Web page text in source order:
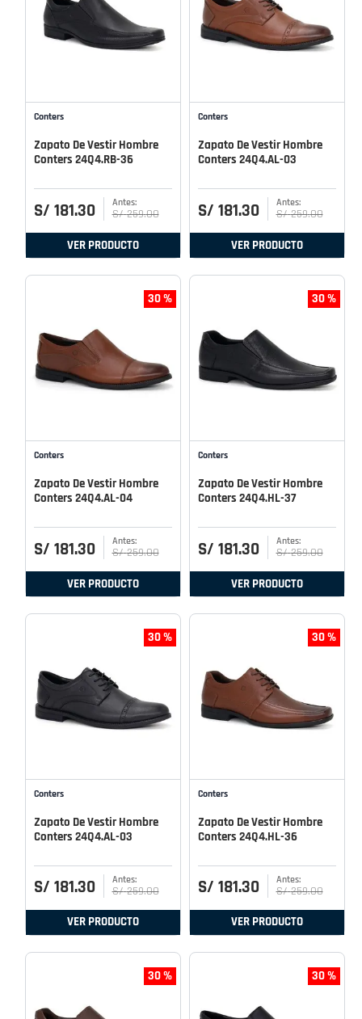
Conters
Zapato De Vestir Hombre
Conters 24Q4.RB-36
S/ 181.30 S/ 259.00
VER PRODUCTO
Conters
Zapato De Vestir Hombre
Conters 24Q4.AL-03
S/ 181.30 S/ 259.00
VER PRODUCTO
30 %
Conters
Zapato De Vestir Hombre
Conters 24Q4.AL-04
S/ 181.30 S/ 259.00
VER PRODUCTO
30 %
Conters
Zapato De Vestir Hombre
Conters 24Q4.HL-37
S/ 181.30 S/ 259.00
VER PRODUCTO
30 %
Conters
Zapato De Vestir Hombre
Conters 24Q4.AL-03
S/ 181.30 S/ 259.00
VER PRODUCTO
30 %
Conters
Zapato De Vestir Hombre
Conters 24Q4.HL-36
S/ 181.30 S/ 259.00
VER PRODUCTO
30 % 30 %